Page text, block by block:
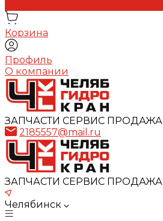
Корзина
Профиль
О компании
ЗАПЧАСТИ СЕРВИС ПРОДАЖА
2185557@mail.ru
ЗАПЧАСТИ СЕРВИС ПРОДАЖА
Челябинск